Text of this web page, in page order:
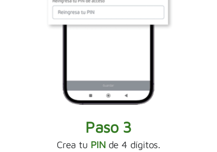
Paso 3
Crea tu PINde 4 dígitos.